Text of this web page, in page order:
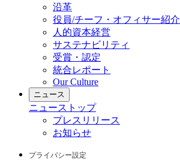
沿革
役員/チーフ・オフィサー紹介
人的資本経営
サステナビリティ
受賞・認定
統合レポート
Our Culture
ニュース
ニュース トップ
プレスリリース
お知らせ
プライバシー設定